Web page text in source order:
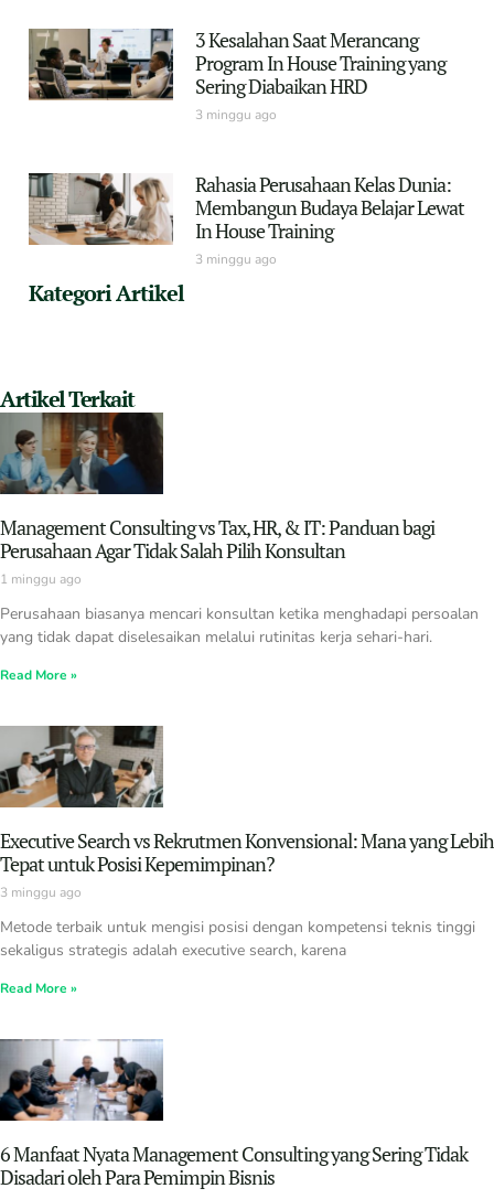
3 Kesalahan Saat Merancang
Program In House Training yang
Sering Diabaikan HRD
3 minggu ago
Rahasia Perusahaan Kelas Dunia:
Membangun Budaya Belajar Lewat
In House Training
3 minggu ago
Kategori Artikel
Artikel Terkait
Management Consulting vs Tax, HR, & IT: Panduan bagi
Perusahaan Agar Tidak Salah Pilih Konsultan
1 minggu ago
Perusahaan biasanya mencari konsultan ketika menghadapi persoalan
yang tidak dapat diselesaikan melalui rutinitas kerja sehari-hari.
Read More »
Executive Search vs Rekrutmen Konvensional: Mana yang Lebih
Tepat untuk Posisi Kepemimpinan?
3 minggu ago
Metode terbaik untuk mengisi posisi dengan kompetensi teknis tinggi
sekaligus strategis adalah executive search, karena
Read More »
6 Manfaat Nyata Management Consulting yang Sering Tidak
Disadari oleh Para Pemimpin Bisnis